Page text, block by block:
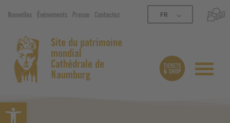
Ouvrir la barre d’outils
Nouvelles Événements Presse Contactez FR
Site du patrimoine
mondial
Cathédrale de
Naumburg